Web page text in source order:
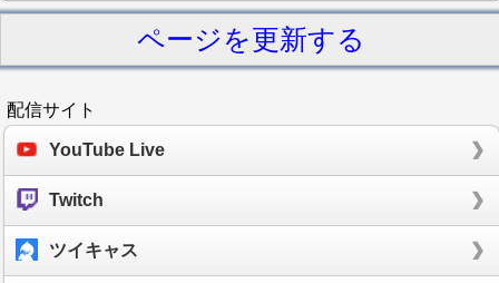
ページを更新する
配信サイト
YouTube Live
Twitch
ツイキャス